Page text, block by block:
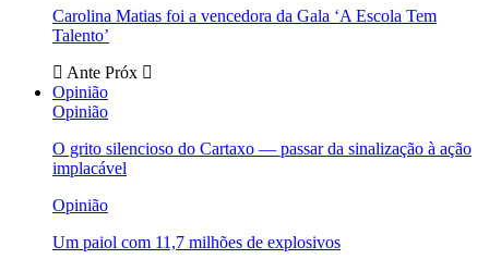
Carolina Matias foi a vencedora da Gala ‘A Escola Tem
Talento’
Ante Próx
Opinião
Opinião
O grito silencioso do Cartaxo — passar da sinalização à ação
implacável
Opinião
Um paiol com 11,7 milhões de explosivos